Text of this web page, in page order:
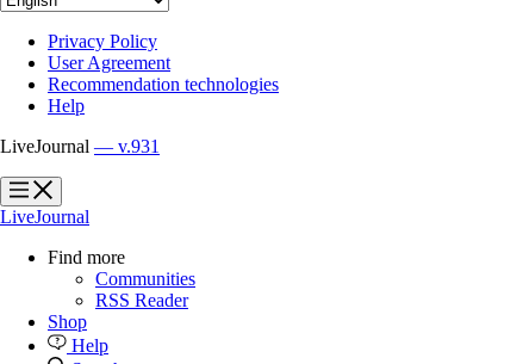
Privacy Policy
User Agreement
Recommendation technologies
Help
LiveJournal — v.931
?
?
LiveJournal
Find more
Communities
RSS Reader
Shop
Help